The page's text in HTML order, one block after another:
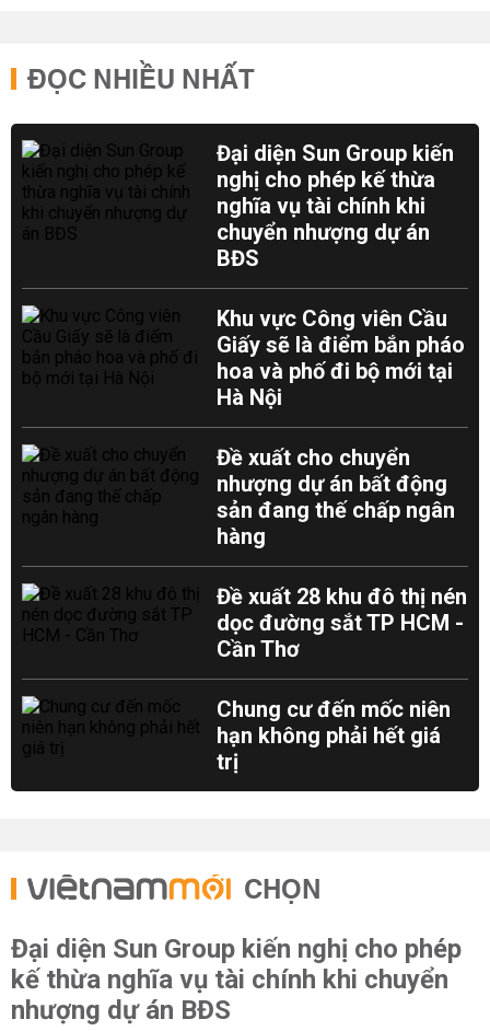
ĐỌC NHIỀU NHẤT
Đại diện Sun Group kiến
nghị cho phép kế thừa
nghĩa vụ tài chính khi
chuyển nhượng dự án
BĐS
Khu vực Công viên Cầu
Giấy sẽ là điểm bắn pháo
hoa và phố đi bộ mới tại
Hà Nội
Đề xuất cho chuyển
nhượng dự án bất động
sản đang thế chấp ngân
hàng
Đề xuất 28 khu đô thị nén
dọc đường sắt TP HCM -
Cần Thơ
Chung cư đến mốc niên
hạn không phải hết giá
trị
CHỌN
Đại diện Sun Group kiến nghị cho phép
kế thừa nghĩa vụ tài chính khi chuyển
nhượng dự án BĐS